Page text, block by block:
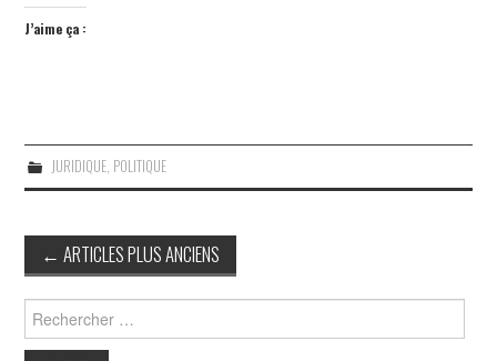
J’aime ça :
JURIDIQUE, POLITIQUE
Post
navigation
← ARTICLES PLUS ANCIENS
Search
for: